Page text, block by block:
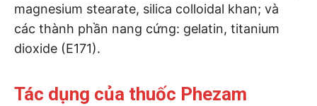
magnesium stearate, silica colloidal khan; và
các thành phần nang cứng: gelatin, titanium
dioxide (E171).
Tác dụng của thuốc Phezam